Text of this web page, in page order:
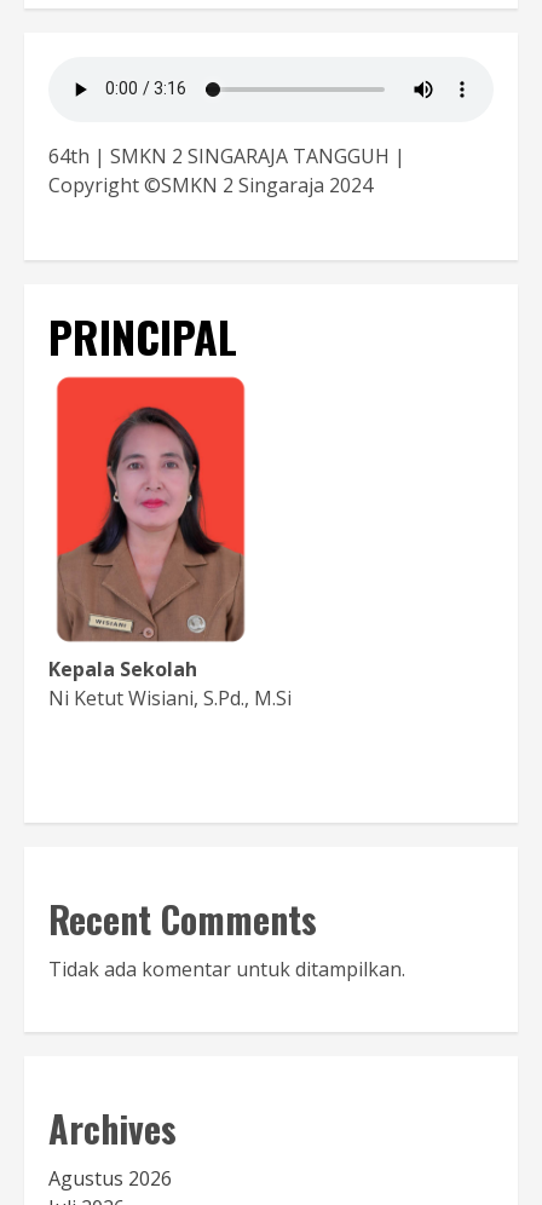
64th | SMKN 2 SINGARAJA TANGGUH |
Copyright ©SMKN 2 Singaraja 2024
PRINCIPAL
Kepala Sekolah
Ni Ketut Wisiani, S.Pd., M.Si
Recent Comments
Tidak ada komentar untuk ditampilkan.
Archives
Agustus 2026